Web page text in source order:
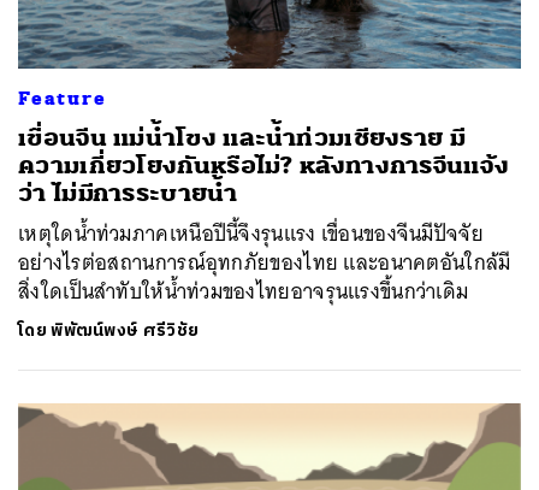
Feature
เขื่อนจีน แม่น้ำโขง และน้ำท่วมเชียงราย มี
ความเกี่ยวโยงกันหรือไม่? หลังทางการจีนแจ้ง
ว่า ไม่มีการระบายน้ำ
เหตุใดน้ำท่วมภาคเหนือปีนี้จึงรุนแรง เขื่อนของจีนมีปัจจัย
อย่างไรต่อสถานการณ์อุทกภัยของไทย และอนาคตอันใกล้มี
สิ่งใดเป็นสำทับให้น้ำท่วมของไทยอาจรุนแรงขึ้นกว่าเดิม
โดยพิพัฒน์พงษ์ ศรีวิชัย